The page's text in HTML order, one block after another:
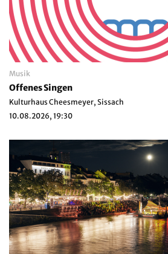
Musik
Offenes Singen
Kulturhaus Cheesmeyer, Sissach
10.08.2026, 19:30